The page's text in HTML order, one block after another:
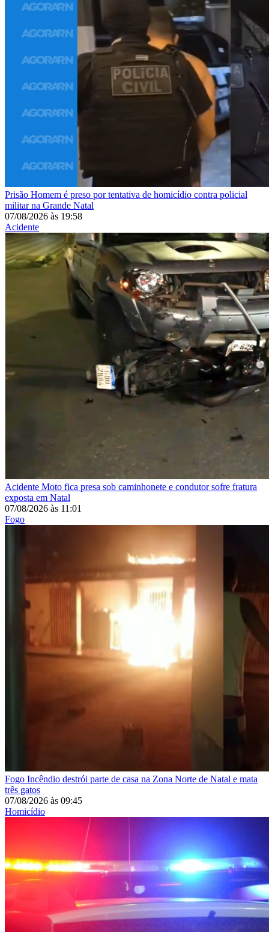
Prisão Homem é preso por tentativa de homicídio contra policial
militar na Grande Natal
07/08/2026 às 19:58
Acidente
Acidente Moto fica presa sob caminhonete e condutor sofre fratura
exposta em Natal
07/08/2026 às 11:01
Fogo
Fogo Incêndio destrói parte de casa na Zona Norte de Natal e mata
três gatos
07/08/2026 às 09:45
Homicídio